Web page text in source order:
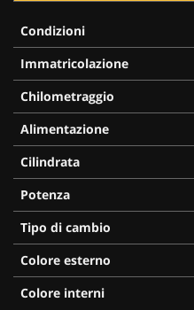
Condizioni
Immatricolazione
Chilometraggio
Alimentazione
Cilindrata
Potenza
Tipo di cambio
Colore esterno
Colore interni